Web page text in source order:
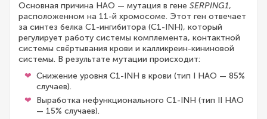
Основная причина НАО — мутация в гене SERPING1,
расположенном на 11-й хромосоме. Этот ген отвечает
за синтез белка C1-ингибитора (C1-INH), который
регулирует работу системы комплемента, контактной
системы свёртывания крови и калликреин-кининовой
системы. В результате мутации происходит:
Снижение уровня C1-INH в крови (тип I НАО — 85%
случаев).
Выработка нефункционального C1-INH (тип II НАО
— 15% случаев).